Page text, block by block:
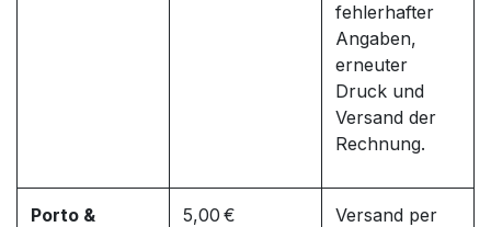
fehlerhafter
Angaben,
erneuter
Druck und
Versand der
Rechnung.
Porto &
5,00 €
Versand per